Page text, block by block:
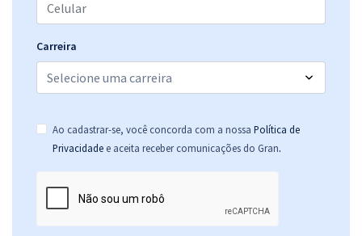
Carreira
Ao cadastrar-se, você concorda com a nossa Política de
Privacidade e aceita receber comunicações do Gran.